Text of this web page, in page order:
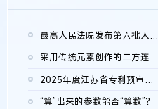
最高人民法院发布第六批人民法院种业知识产权司法保护典型案例 含...
采用传统元素创作的二方连续装饰图案作品的独创性及侵权对比认定
2025年度江苏省专利预审典型案例
“算”出来的参数能否“算数”？